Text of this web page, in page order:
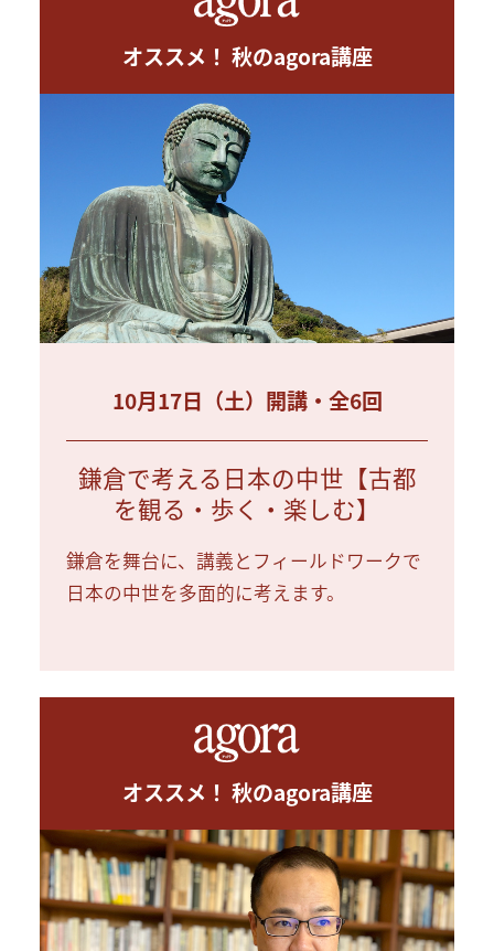
オススメ！ 秋のagora講座
10月17日（土）開講・全6回
鎌倉で考える日本の中世【古都
を観る・歩く・楽しむ】
鎌倉を舞台に、講義とフィールドワークで
日本の中世を多面的に考えます。
オススメ！ 秋のagora講座